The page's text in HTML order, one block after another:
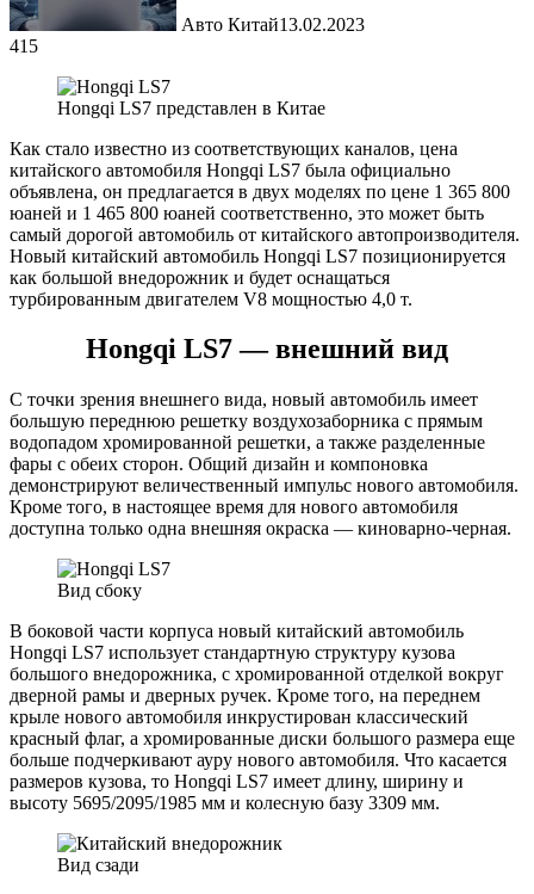
Авто Китай13.02.2023
415
Hongqi LS7 представлен в Китае
Как стало известно из соответствующих каналов, цена
китайского автомобиля Hongqi LS7 была официально
объявлена, он предлагается в двух моделях по цене 1 365 800
юаней и 1 465 800 юаней соответственно, это может быть
самый дорогой автомобиль от китайского автопроизводителя.
Новый китайский автомобиль Hongqi LS7 позиционируется
как большой внедорожник и будет оснащаться
турбированным двигателем V8 мощностью 4,0 т.
Hongqi LS7 — внешний вид
С точки зрения внешнего вида, новый автомобиль имеет
большую переднюю решетку воздухозаборника с прямым
водопадом хромированной решетки, а также разделенные
фары с обеих сторон. Общий дизайн и компоновка
демонстрируют величественный импульс нового автомобиля.
Кроме того, в настоящее время для нового автомобиля
доступна только одна внешняя окраска — киноварно-черная.
Вид сбоку
В боковой части корпуса новый китайский автомобиль
Hongqi LS7 использует стандартную структуру кузова
большого внедорожника, с хромированной отделкой вокруг
дверной рамы и дверных ручек. Кроме того, на переднем
крыле нового автомобиля инкрустирован классический
красный флаг, а хромированные диски большого размера еще
больше подчеркивают ауру нового автомобиля. Что касается
размеров кузова, то Hongqi LS7 имеет длину, ширину и
высоту 5695/2095/1985 мм и колесную базу 3309 мм.
Вид сзади